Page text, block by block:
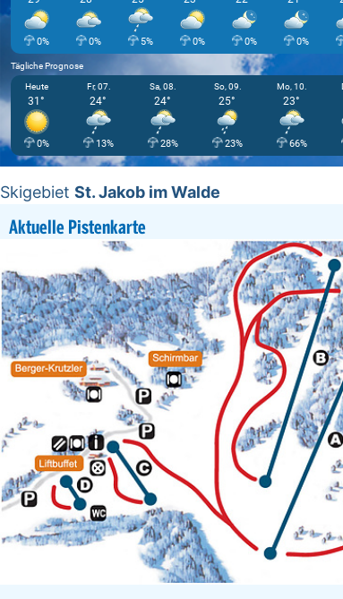
0% 0% 5% 0% 0% 0%
Tägliche Prognose
Heute
31°
0%
Fr, 07.
24°
13%
Sa, 08.
24°
28%
So, 09.
25°
23%
Mo, 10.
23°
66%
Skigebiet St. Jakob im Walde
Aktuelle Pistenkarte